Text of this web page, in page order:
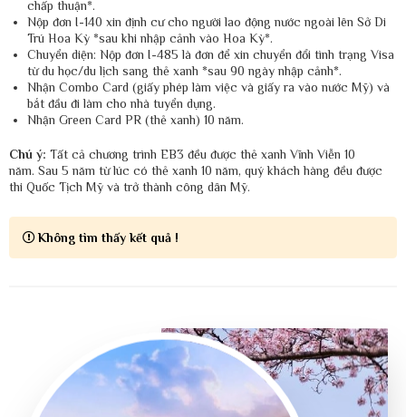
chấp thuận*.
Nộp đơn I-140 xin định cư cho người lao động nước ngoài lên Sở Di
Trú Hoa Kỳ *sau khi nhập cảnh vào Hoa Kỳ*.
Chuyển diện: Nộp đơn I-485 là đơn để xin chuyển đổi tình trạng Visa
từ du học/du lịch sang thẻ xanh *sau 90 ngày nhập cảnh*.
Nhận Combo Card (giấy phép làm việc và giấy ra vào nước Mỹ) và
bắt đầu đi làm cho nhà tuyển dụng.
Nhận Green Card PR (thẻ xanh) 10 năm.
Chú ý: Tất cả chương trình EB3 đều được thẻ xanh Vĩnh Viễn 10
năm. Sau 5 năm từ lúc có thẻ xanh 10 năm, quý khách hàng đều được
thi Quốc Tịch Mỹ và trở thành công dân Mỹ.
Không tìm thấy kết quả !